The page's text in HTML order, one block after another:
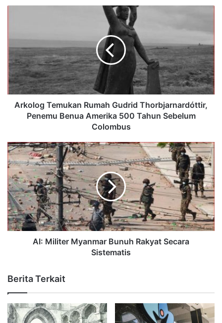
Arkolog Temukan Rumah Gudrid Thorbjarnardóttir,
Penemu Benua Amerika 500 Tahun Sebelum
Colombus
AI: Militer Myanmar Bunuh Rakyat Secara
Sistematis
Berita Terkait